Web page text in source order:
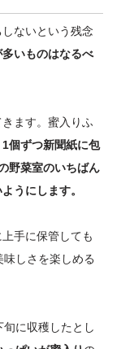
ないという残念
いものはなるべ
ます。蜜入りふ
1個ずつ新聞紙に包
野菜室のいちばん
うにします。
手に保管しても
しさを楽しめる
に収穫したとし